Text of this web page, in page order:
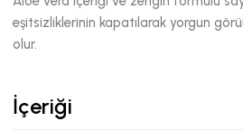
eşitsizliklerinin kapatılarak yorgun
olur.
İçeriği